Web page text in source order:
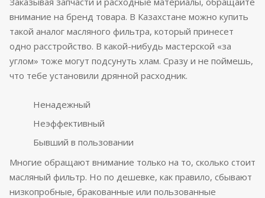
внимание на бренд товара. В Казахстане можно купить
такой аналог масляного фильтра, который принесет
одно расстройство. В какой-нибудь мастерской «за
углом» тоже могут подсунуть хлам. Сразу и не поймешь,
что тебе установили дрянной расходник.
Ненадежный
Неэффективный
Бывший в пользовании
Многие обращают внимание только на то, сколько стоит
масляный фильтр. Но по дешевке, как правило, сбывают
низкопробные, бракованные или пользованные